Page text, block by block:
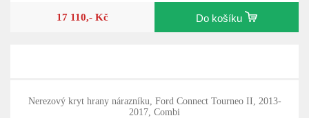
17 110,- Kč Do košíku
Nerezový kryt hrany nárazníku, Ford Connect Tourneo II, 2013-
2017, Combi